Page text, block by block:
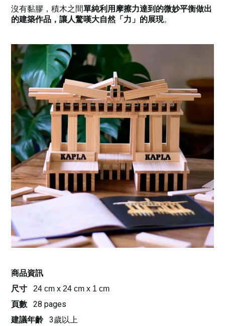
沒有黏膠，積木之間單純利用摩擦力達到的微妙平衡做出
的建築作品，讓人驚嘆大自然「力」的展現。
商品資訊
尺寸
24 cm x 24 cm x 1 cm
頁數 28 pages
建議年齡 3歲以上